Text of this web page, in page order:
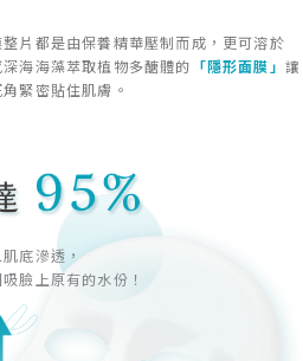
片都是由保養精華壓制而成，更可溶於
海海藻萃取植物多醣體的 「隱形面膜」 讓
緊密貼住肌膚。
底滲透，
臉上原有的水份！